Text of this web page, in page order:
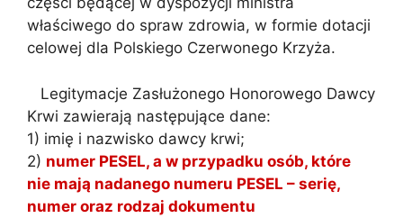
właściwego do spraw zdrowia, w formie dotacji
celowej dla Polskiego Czerwonego Krzyża.
Legitymacje Zasłużonego Honorowego Dawcy
Krwi zawierają następujące dane:
1) imię i nazwisko dawcy krwi;
2) numer PESEL, a w przypadku osób, które
nie mają nadanego numeru PESEL – serię,
numer oraz rodzaj dokumentu